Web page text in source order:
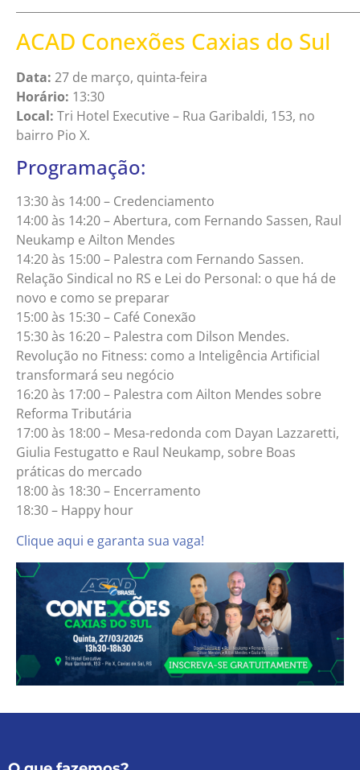
ACAD Conexões Caxias do Sul
Data: 27 de março, quinta-feira
Horário: 13:30
Local: Tri Hotel Executive – Rua Garibaldi, 153, no
bairro Pio X.
Programação:
13:30 às 14:00 – Credenciamento
14:00 às 14:20 – Abertura, com Fernando Sassen, Raul
Neukamp e Ailton Mendes
14:20 às 15:00 – Palestra com Fernando Sassen.
Relação Sindical no RS e Lei do Personal: o que há de
novo e como se preparar
15:00 às 15:30 – Café Conexão
15:30 às 16:20 – Palestra com Dilson Mendes.
Revolução no Fitness: como a Inteligência Artificial
transformará seu negócio
16:20 às 17:00 – Palestra com Ailton Mendes sobre
Reforma Tributária
17:00 às 18:00 – Mesa-redonda com Dayan Lazzaretti,
Giulia Festugatto e Raul Neukamp, sobre Boas
práticas do mercado
18:00 às 18:30 – Encerramento
18:30 – Happy hour
Clique aqui e garanta sua vaga!